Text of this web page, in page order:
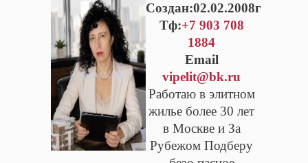
Cоздан:02.02.2008г
Тф:+7 903 708
1884
Email
vipelit@bk.ru
Работаю в элитном
жилье более 30 лет
в Москве и За
Рубежом Подберу